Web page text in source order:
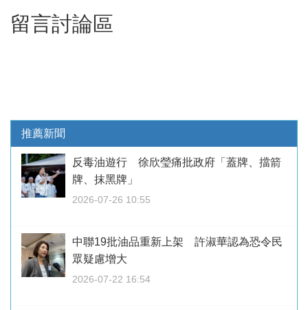
留言討論區
推薦新聞
反毒油遊行 徐欣瑩痛批政府「蓋牌、擋箭
牌、抹黑牌」
2026-07-26 10:55
中聯19批油品重新上架 許淑華認為恐令民
眾疑慮增大
2026-07-22 16:54